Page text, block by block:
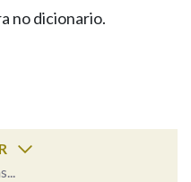
HOMENAXEADAS
DAS PALABRAS
no dicionario.